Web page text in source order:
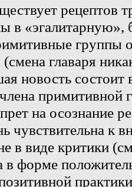
рецептов
в «эгалитарную»,
группы
главаря
новость состоит
примитивной
на осознание
чувствительна к
в виде критики
в форме